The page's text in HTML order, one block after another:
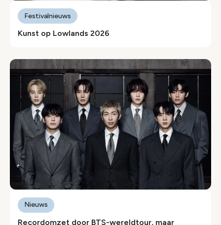
Kunst op Lowlands 2026
Festivalnieuws
Recordomzet door BTS-wereldtour, maar
Nieuws